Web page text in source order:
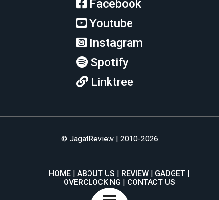
Facebook
Youtube
Instagram
Spotify
Linktree
© JagatReview | 2010-2026
HOME ABOUT US REVIEW
GADGET
OVERCLOCKING
CONTACT US